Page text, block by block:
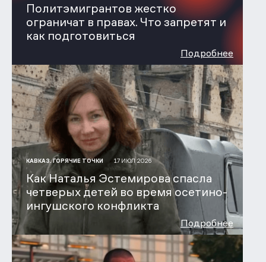
Политэмигрантов жестко
ограничат в правах. Что запретят и
как подготовиться
Подробнее
КАВКАЗ. ГОРЯЧИЕ ТОЧКИ 17 ИЮЛ 2026
Как Наталья Эстемирова спасла
четверых детей во время осетино-
ингушского конфликта
Подробнее